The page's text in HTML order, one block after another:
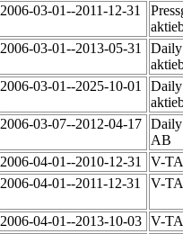
2006-03-01--2011-12-31
2006-03-01--2013-05-31
2006-03-01--2025-10-01
2006-03-07--2012-04-17
AB
2006-04-01--2010-12-31
V-
2006-04-01--2011-12-31 V-
2006-04-01--2013-10-03 V-